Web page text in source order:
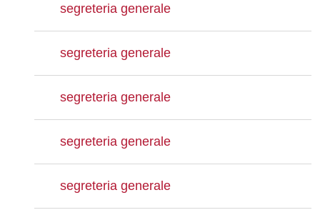
segreteria generale
segreteria generale
segreteria generale
segreteria generale
segreteria generale